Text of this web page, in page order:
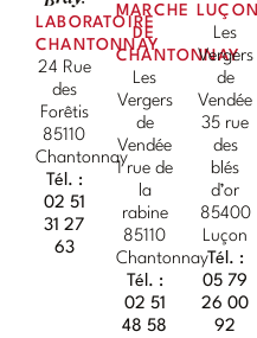
LABORATOIRE
CHANTONNAY
24 Rue
des
Forêtis
85110
Chantonnay
Tél. :
02 51
31 27
63
MARCHE
DE
CHANTONNAY
Les
Vergers
de
Vendée
1 rue de
la
rabine
85110
Chantonnay
Tél. :
02 51
48 58
LUÇON
Les
Vergers
de
Vendée
35 rue
des
blés
d’or
85400
Luçon
Tél. :
05 79
26 00
92